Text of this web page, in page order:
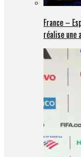
France –
réalise une